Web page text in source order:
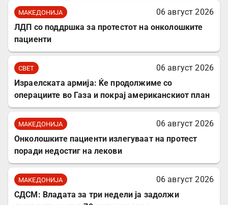
МАКЕДОНИЈА
06 август 2026
ЛДП со поддршка за протестот на онколошките
пациенти
СВЕТ
06 август 2026
Израелската армија: Ќе продолжиме со
операциите во Газа и покрај американскиот план
МАКЕДОНИЈА
06 август 2026
Онколошките пациенти излегуваат на протест
поради недостиг на лекови
МАКЕДОНИЈА
06 август 2026
СДСМ: Владата за три недели ја задолжи